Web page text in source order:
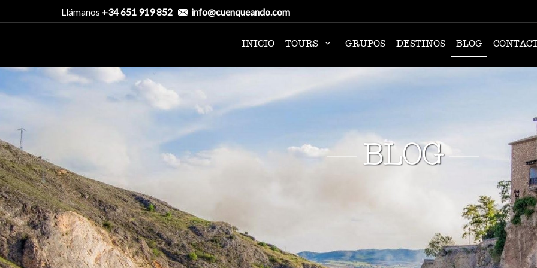
Llámanos +34 651 919 852 info@cuenqueando.com
INICIO TOURS GRUPOS DESTINOS BLOG
BLOG